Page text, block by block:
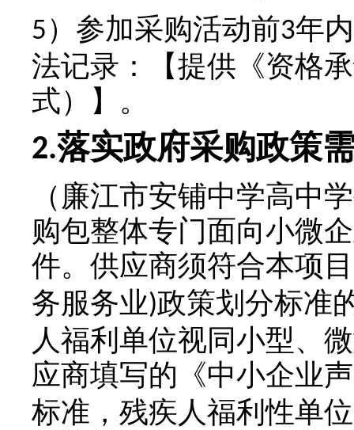
5）参加采购活动前3年
法记录：
【提供《资格
式）】。
2.落实政府采购政策
（ 廉江市安铺中学高中
购包整体专门面向小微
件。供应商须符合本项
务服务业)政策划分标准
人福利单位视同小型、
应商填写的《中小企业
标准，残疾人福利性单